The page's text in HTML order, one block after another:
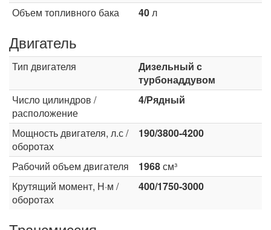
Объем топливного бака
40л
Двигатель
Тип двигателя
Дизельный с
турбонаддувом
Число цилиндров /
расположение
4/Рядный
Мощность двигателя, л.с /
оборотах
190/3800-4200
Рабочий объем двигателя 1968см³
Крутящий момент, Н·м /
оборотах
400/1750-3000